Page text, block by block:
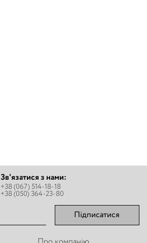
Зв'язатися з нами:
+38 (067) 514-18-18
+38 (050) 364-23-80
Підписатися